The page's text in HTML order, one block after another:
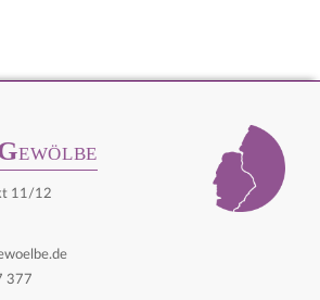
EWÖLBE
11/12
377